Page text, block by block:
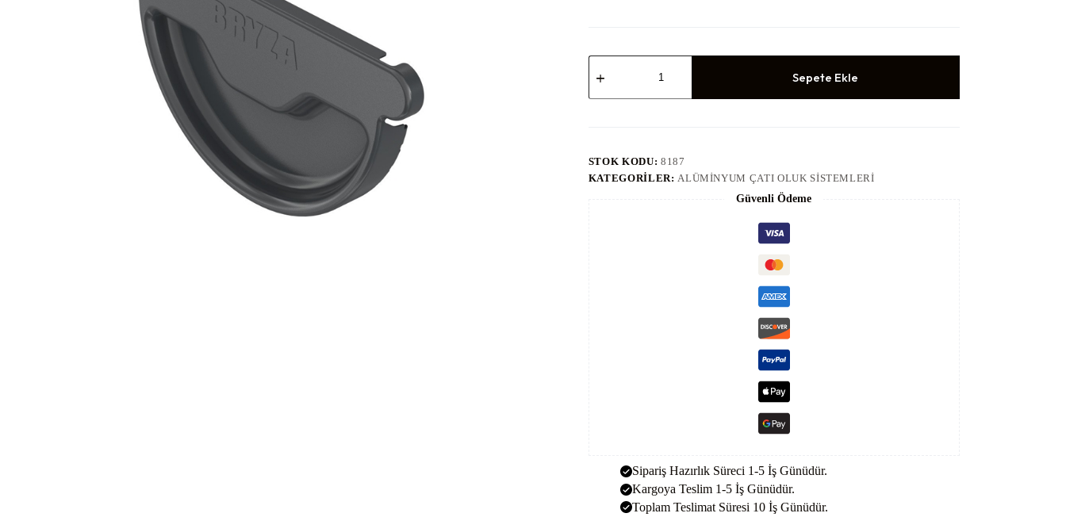
Alüminyum
Oval
Kapağı
Sepete Ekle
STOK KODU: 8187
KATEGORILER:ALÜMINYUM ÇATI OLUK SISTEMLERI
Güvenli Ödeme
Sipariş Hazırlık Süreci 1-5 İş Günüdür.
Kargoya Teslim 1-5 İş Günüdür.
Toplam Teslimat Süresi 10 İş Günüdür.